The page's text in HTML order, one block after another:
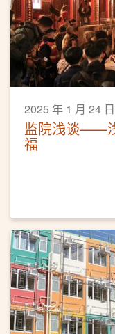
2025 年 1 月 24 日
监院浅谈——
福